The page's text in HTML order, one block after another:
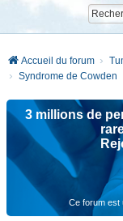
Accueil du forum
Syndrome de Cowden
3 millions de
Ce forum est